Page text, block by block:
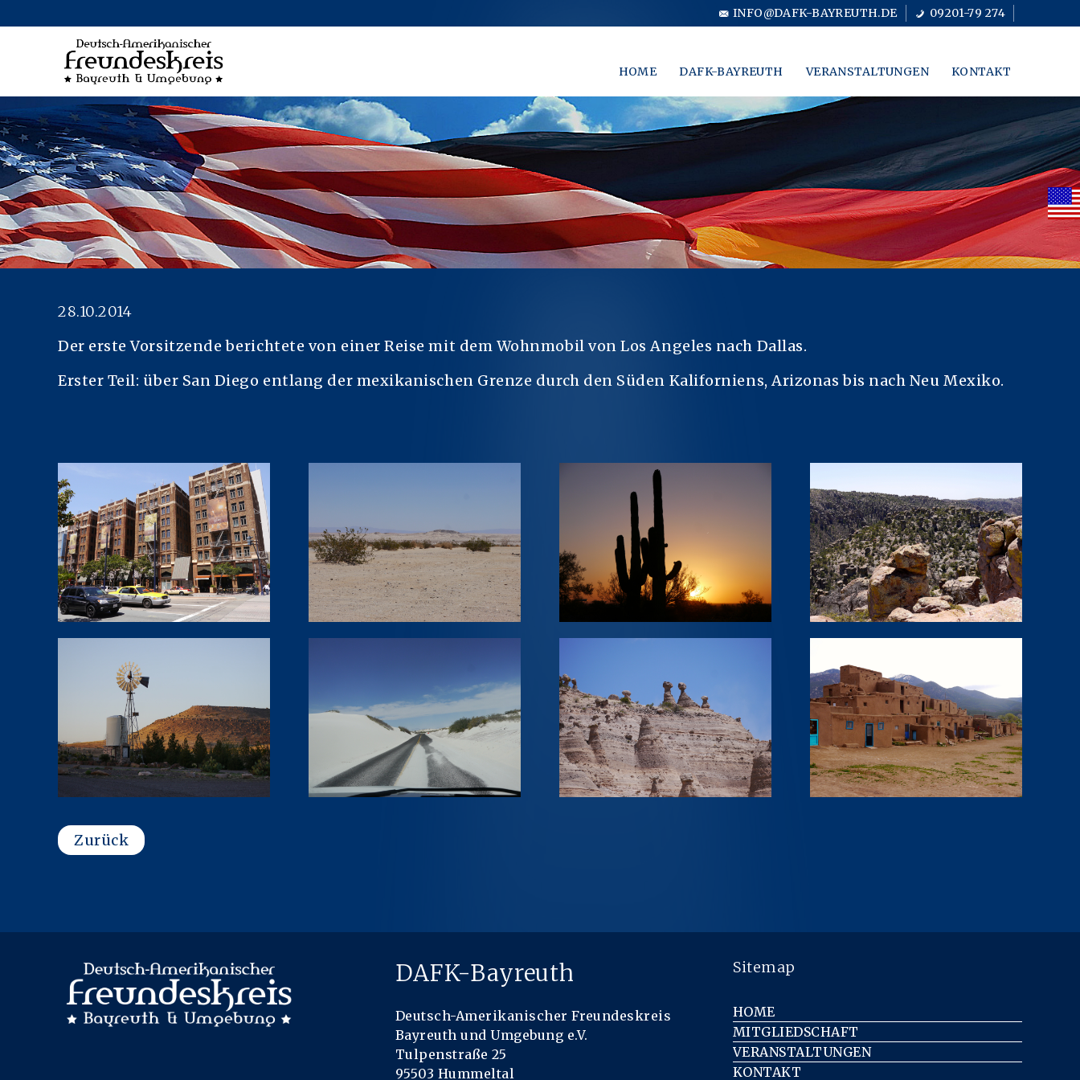
INFO@DAFK-BAYREUTH.DE 09201-79 274
HOME DAFK-BAYREUTH VERANSTALTUNGEN KONTAKT
28.10.2014
Der erste Vorsitzende berichtete von einer Reise mit dem Wohnmobil von Los Angeles nach Dallas.
Erster Teil: über San Diego entlang der mexikanischen Grenze durch den Süden Kaliforniens, Arizonas bis nach Neu Mexiko.
Zurück
DAFK-Bayreuth
Deutsch-Amerikanischer Freundeskreis
Bayreuth und Umgebung e.V.
Tulpenstraße 25
95503 Hummeltal
Sitemap
HOME
MITGLIEDSCHAFT
VERANSTALTUNGEN
KONTAKT